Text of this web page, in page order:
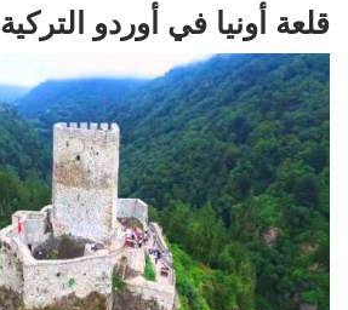
قلعة أونيا في أوردو التركية